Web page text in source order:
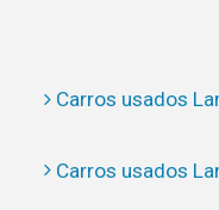
Carros usados
Carros usados